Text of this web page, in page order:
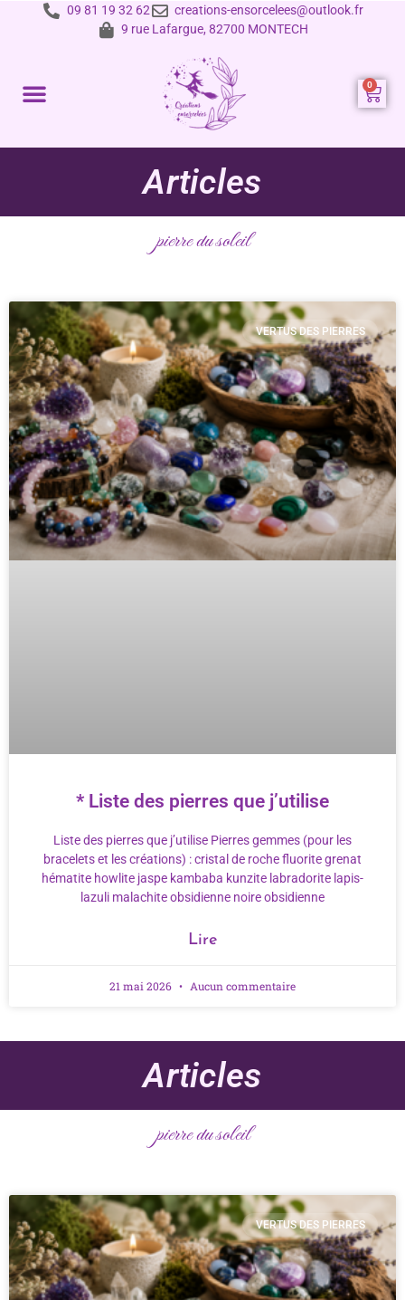
09 81 19 32 62
creations-ensorcelees@outlook.fr
9 rue Lafargue, 82700 MONTECH
Articles
pierre du soleil
VERTUS DES PIERRES
* Liste des pierres que j’utilise
Liste des pierres que j’utilise Pierres gemmes (pour les
bracelets et les créations) : cristal de roche fluorite grenat
hématite howlite jaspe kambaba kunzite labradorite lapis-
lazuli malachite obsidienne noire obsidienne
Lire
21 mai 2026 Aucun commentaire
Articles
pierre du soleil
VERTUS DES PIERRES